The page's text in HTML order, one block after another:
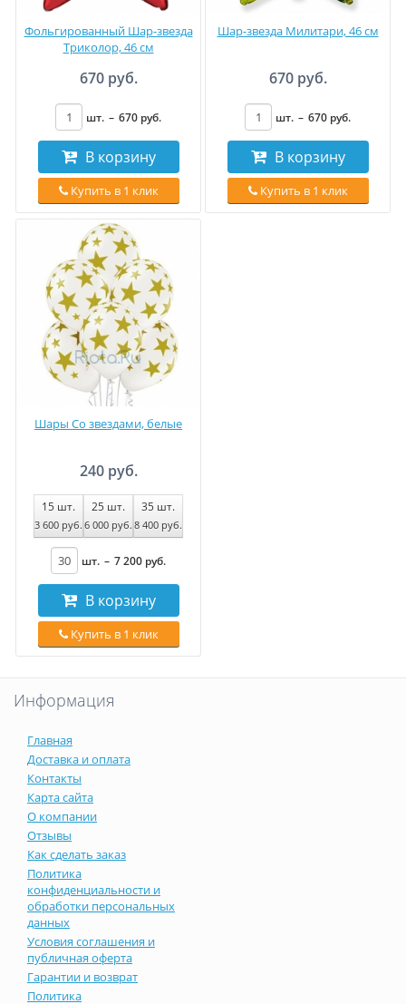
Фольгированный Шар-звезда
Триколор, 46 см
670 руб.
шт. – 670 руб.
В корзину
Купить в 1 клик
Шар-звезда Милитари, 46 см
670 руб.
шт. – 670 руб.
В корзину
Купить в 1 клик
Шары Со звездами, белые
240 руб.
15 шт.
3 600 руб.
25 шт.
6 000 руб.
35 шт.
8 400 руб.
шт. – 7 200 руб.
В корзину
Купить в 1 клик
Информация
Главная
Доставка и оплата
Контакты
Карта сайта
О компании
Отзывы
Как сделать заказ
Политика
конфиденциальности и
обработки персональных
данных
Условия соглашения и
публичная оферта
Гарантии и возврат
Политика